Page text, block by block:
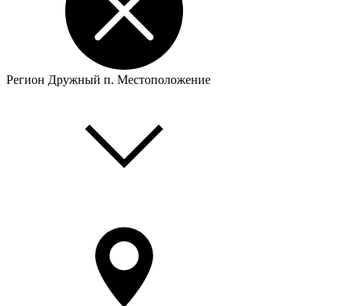
Регион Дружный п. Местоположение